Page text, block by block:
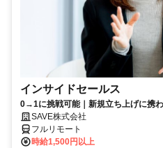
インサイドセールス
0→1に挑戦可能｜新規立ち上げに携
SAVE株式会社
フルリモート
時給1,500円以上